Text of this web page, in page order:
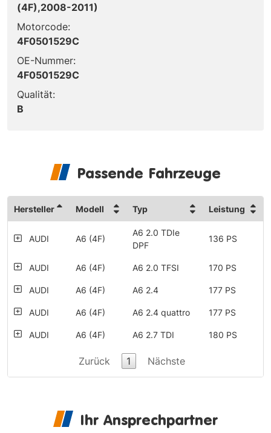
(4F),2008-2011)
Motorcode:
4F0501529C
OE-Nummer:
4F0501529C
Qualität:
B
Passende Fahrzeuge
Hersteller Modell Typ Leistung
AUDI A6 (4F)
A6 2.0 TDIe
DPF
136 PS
AUDI A6 (4F) A6 2.0 TFSI 170 PS
AUDI A6 (4F) A6 2.4 177 PS
AUDI A6 (4F) A6 2.4 quattro 177 PS
AUDI A6 (4F) A6 2.7 TDI 180 PS
A6 (4F)
A6 2.7 TDI
tiptronic
A6 (4F)
A6 2.8 FSI
quattro tiptronic
210 PS
Zurück 1 Nächste
Ihr Ansprechpartner